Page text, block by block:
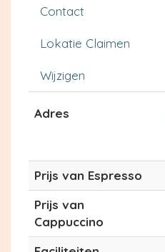
Contact
Lokatie Claimen
Wijzigen
Adres
Prijs van Espresso
Prijs van
Cappuccino